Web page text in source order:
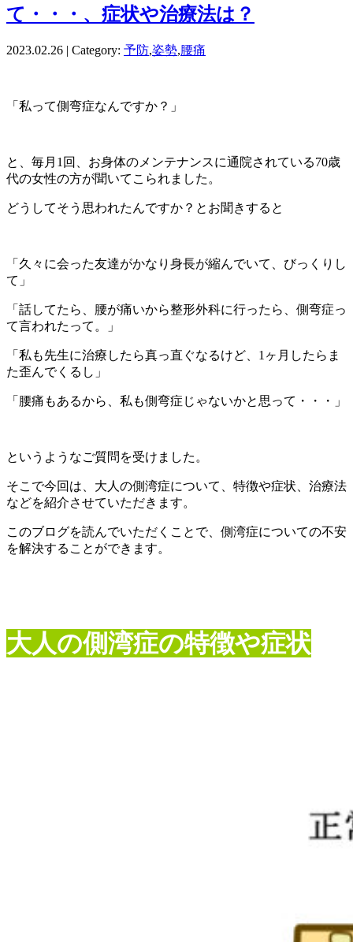
て・・・、症状や治療法は？
2023.02.26 | Category: 予防,姿勢,腰痛
「私って側弯症なんですか？」
と、毎月1回、お身体のメンテナンスに通院されている70歳
代の女性の方が聞いてこられました。
どうしてそう思われたんですか？とお聞きすると
「久々に会った友達がかなり身長が縮んでいて、びっくりし
て」
「話してたら、腰が痛いから整形外科に行ったら、側弯症っ
て言われたって。」
「私も先生に治療したら真っ直ぐなるけど、1ヶ月したらま
た歪んでくるし」
「腰痛もあるから、私も側弯症じゃないかと思って・・・」
というようなご質問を受けました。
そこで今回は、大人の側湾症について、特徴や症状、治療法
などを紹介させていただきます。
このブログを読んでいただくことで、側湾症についての不安
を解決することができます。
大人の側湾症の特徴や症状